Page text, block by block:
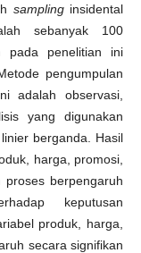
samplinginsidental
sebanyak 100
pada penelitian ini
pengumpulan
adalah observasi,
yang digunakan
berganda. Hasil
harga, promosi,
berpengaruh
keputusan
produk, harga,
secara signifikan